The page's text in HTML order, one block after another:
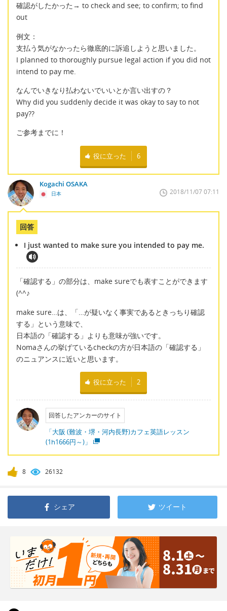
確認がしたかった→ to check and see; to confirm; to find
out
例文：
支払う気がなかったら徹底的に訴追しようと思いました。
I planned to thoroughly pursue legal action if you did not
intend to pay me.
なんでいきなり払わないでいいとか言い出すの？
Why did you suddenly decide it was okay to say to not
pay??
ご参考までに！
役に立った 6
Kogachi OSAKA
日本 2018/11/07 07:11
回答
I just wanted to make sure you intended to pay me.
「確認する」の部分は、make sureでも表すことができます
(^^♪
make sure…は、「…が疑いなく事実であるときっちり確認
する」という意味で、
日本語の「確認する」よりも意味が強いです。
Nomaさんの挙げているcheckの方が日本語の「確認する」
のニュアンスに近いと思います。
役に立った 2
回答したアンカーのサイト
「大阪 (難波・堺・河内長野)カフェ英語レッスン
(1h1666円～)」
8 26132
シェア ツイート